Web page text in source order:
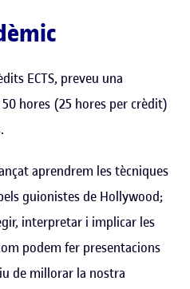
ECTS, preveu una
hores (25 hores per crèdit)
aprendrem les tècniques
guionistes de Hollywood;
interpretar i implicar les
podem fer presentacions
de millorar la nostra